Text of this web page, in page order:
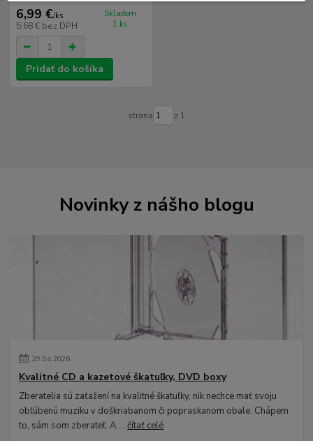
6,99 €/ks
5,68 € bez DPH
Skladom
1 ks
Pridať do košíka
strana z 1
Novinky z nášho blogu
29.04.2026
Kvalitné CD a kazetové škatuľky, DVD boxy
Zberatelia sú zaťažení na kvalitné škatuľky, nik nechce mať svoju
obľúbenú muziku v doškriabanom či popraskanom obale. Chápem
to, sám som zberateľ. A ...čítať celé